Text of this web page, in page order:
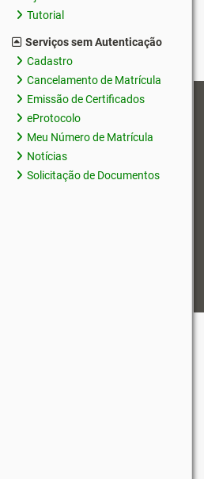
Tutorial
Serviços sem Autenticação
Cadastro
Cancelamento de Matrícula
Emissão de Certificados
eProtocolo
Meu Número de Matrícula
Notícias
Solicitação de Documentos